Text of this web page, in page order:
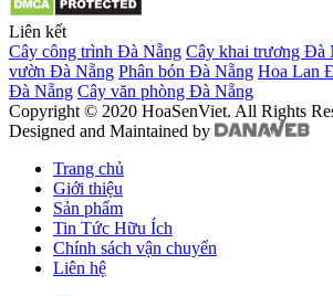
Liên kết
Cây công trình Đà Nẵng Cây khai trương Đà
vườn Đà Nẵng Phân bón Đà Nẵng Hoa Lan
Đà Nẵng Cây văn phòng Đà Nẵng
Copyright © 2020 HoaSenViet. All Rights
Designed and Maintained by
Trang chủ
Giới thiệu
Sản phẩm
Tin Tức Hữu Ích
Chính sách vận chuyển
Liên hệ